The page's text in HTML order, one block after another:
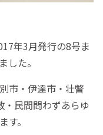
年3月発行の8号ま
した。
市・伊達市・壮瞥
民間問わずあらゆ
。